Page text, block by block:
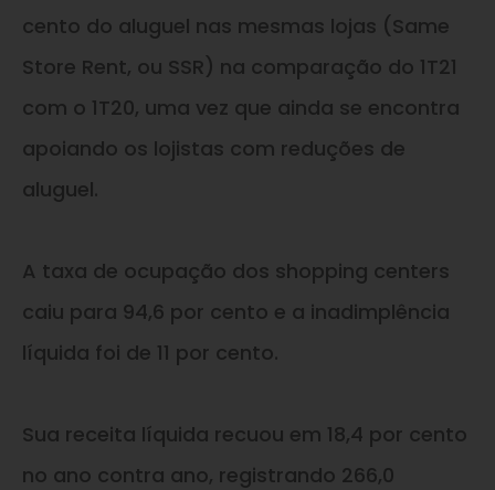
cento do aluguel nas mesmas lojas (Same
Store Rent, ou SSR) na comparação do 1T21
com o 1T20, uma vez que ainda se encontra
apoiando os lojistas com reduções de
aluguel.
A taxa de ocupação dos shopping centers
caiu para 94,6 por cento e a inadimplência
líquida foi de 11 por cento.
Sua receita líquida recuou em 18,4 por cento
no ano contra ano, registrando 266,0